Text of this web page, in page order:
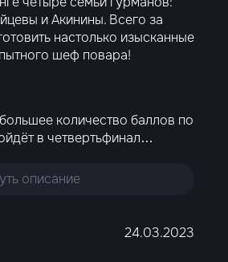
и Акинины. Всего за
настолько изысканные
шеф повара!
количество баллов по
в четвертьфинал…
описание
24.03.2023